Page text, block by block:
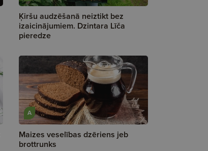
Ķiršu audzēšanā neiztikt bez
izaicinājumiem. Dzintara Līča
pieredze
A
Maizes veselības dzēriens jeb
brottrunks